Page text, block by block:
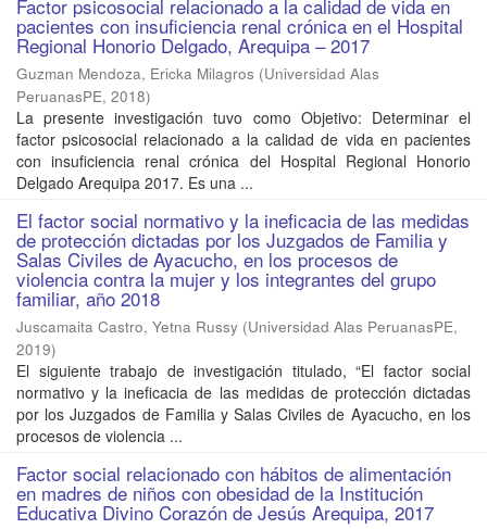
Factor psicosocial relacionado a la calidad de vida en
pacientes con insuficiencia renal crónica en el Hospital
Regional Honorio Delgado, Arequipa – 2017
Guzman Mendoza, Ericka Milagros (Universidad Alas
PeruanasPE, 2018)
La presente investigación tuvo como Objetivo: Determinar el
factor psicosocial relacionado a la calidad de vida en pacientes
con insuficiencia renal crónica del Hospital Regional Honorio
Delgado Arequipa 2017. Es una ...
El factor social normativo y la ineficacia de las medidas
de protección dictadas por los Juzgados de Familia y
Salas Civiles de Ayacucho, en los procesos de
violencia contra la mujer y los integrantes del grupo
familiar, año 2018
Juscamaita Castro, Yetna Russy (Universidad Alas PeruanasPE,
2019)
El siguiente trabajo de investigación titulado, “El factor social
normativo y la ineficacia de las medidas de protección dictadas
por los Juzgados de Familia y Salas Civiles de Ayacucho, en los
procesos de violencia ...
Factor social relacionado con hábitos de alimentación
en madres de niños con obesidad de la Institución
Educativa Divino Corazón de Jesús Arequipa, 2017